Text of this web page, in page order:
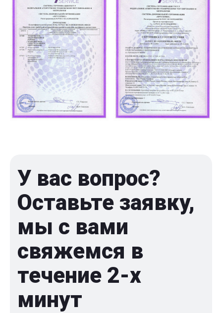
У вас вопрос?
Оставьте заявку,
мы с вами
свяжемся в
течение 2-x
минут